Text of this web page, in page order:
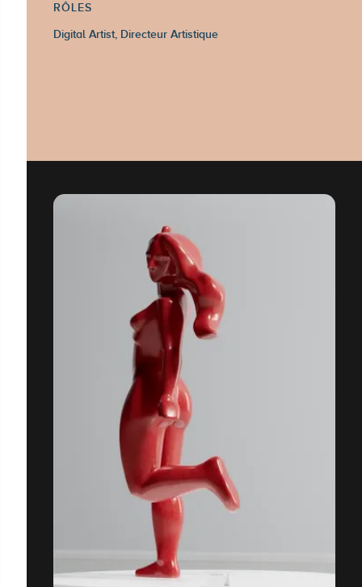
RÔLES
Digital Artist, Directeur Artistique